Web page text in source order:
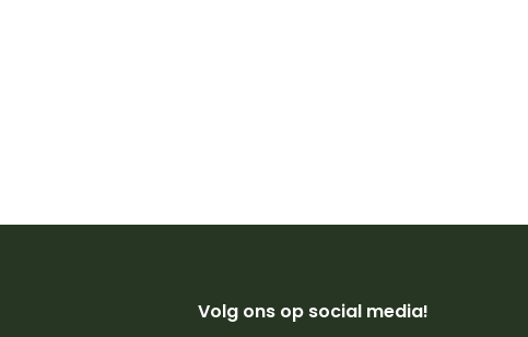
Volg ons op social media!